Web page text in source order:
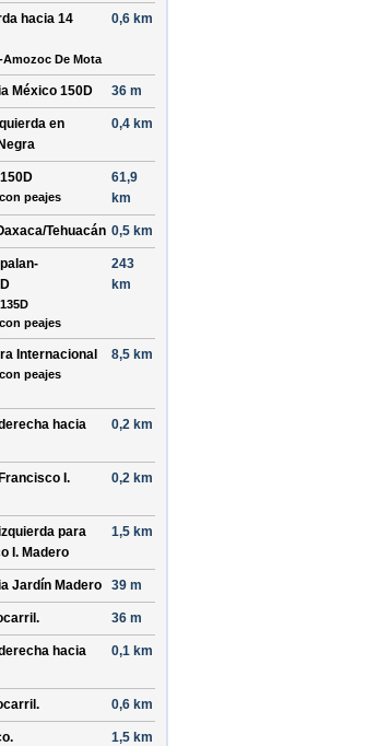
hacia 14
De Mota
0,6 km
México 150D 36 m
en
0,4 km
peajes
61,9
km
Tehuacán 0,5 km
peajes
243
km
Internacional
peajes
8,5 km
hacia
0,2 km
Francisco I.
0,2 km
para
I. Madero
1,5 km
Jardín Madero 39 m
. 36 m
hacia
0,1 km
. 0,6 km
. 1,5 km